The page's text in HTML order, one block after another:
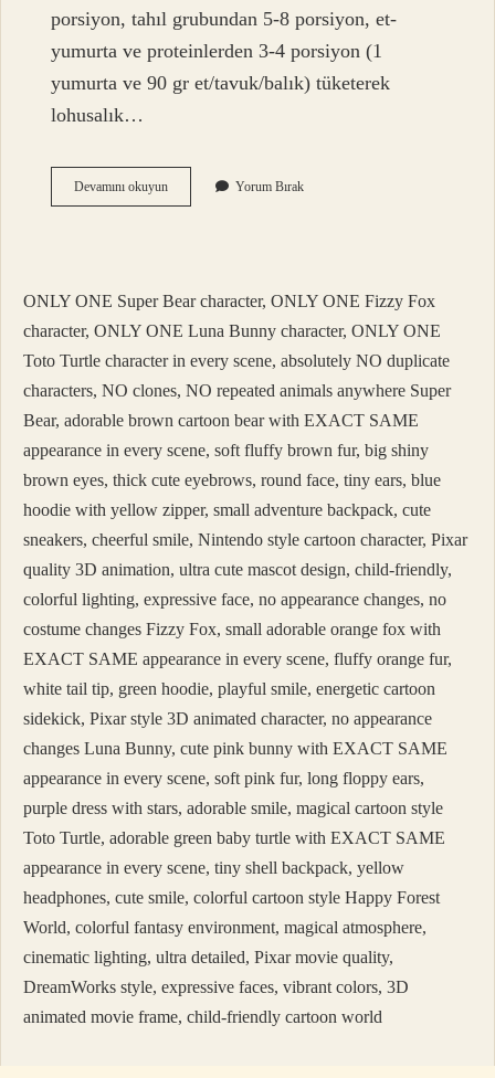
porsiyon, tahıl grubundan 5-8 porsiyon, et-
yumurta ve proteinlerden 3-4 porsiyon (1
yumurta ve 90 gr et/tavuk/balık) tüketerek
lohusalık…
Devamını okuyunYeni
Doğum
Alınır
Yorum Bırak
ONLY ONE Super Bear character, ONLY ONE Fizzy Fox
character, ONLY ONE Luna Bunny character, ONLY ONE
Toto Turtle character in every scene, absolutely NO duplicate
characters, NO clones, NO repeated animals anywhere Super
Bear, adorable brown cartoon bear with EXACT SAME
appearance in every scene, soft fluffy brown fur, big shiny
brown eyes, thick cute eyebrows, round face, tiny ears, blue
hoodie with yellow zipper, small adventure backpack, cute
sneakers, cheerful smile, Nintendo style cartoon character, Pixar
quality 3D animation, ultra cute mascot design, child-friendly,
colorful lighting, expressive face, no appearance changes, no
costume changes Fizzy Fox, small adorable orange fox with
EXACT SAME appearance in every scene, fluffy orange fur,
white tail tip, green hoodie, playful smile, energetic cartoon
sidekick, Pixar style 3D animated character, no appearance
changes Luna Bunny, cute pink bunny with EXACT SAME
appearance in every scene, soft pink fur, long floppy ears,
purple dress with stars, adorable smile, magical cartoon style
Toto Turtle, adorable green baby turtle with EXACT SAME
appearance in every scene, tiny shell backpack, yellow
headphones, cute smile, colorful cartoon style Happy Forest
World, colorful fantasy environment, magical atmosphere,
cinematic lighting, ultra detailed, Pixar movie quality,
DreamWorks style, expressive faces, vibrant colors, 3D
animated movie frame, child-friendly cartoon world